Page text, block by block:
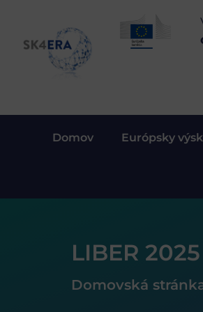
Domov Európsky
LIBER 2025
Domovská